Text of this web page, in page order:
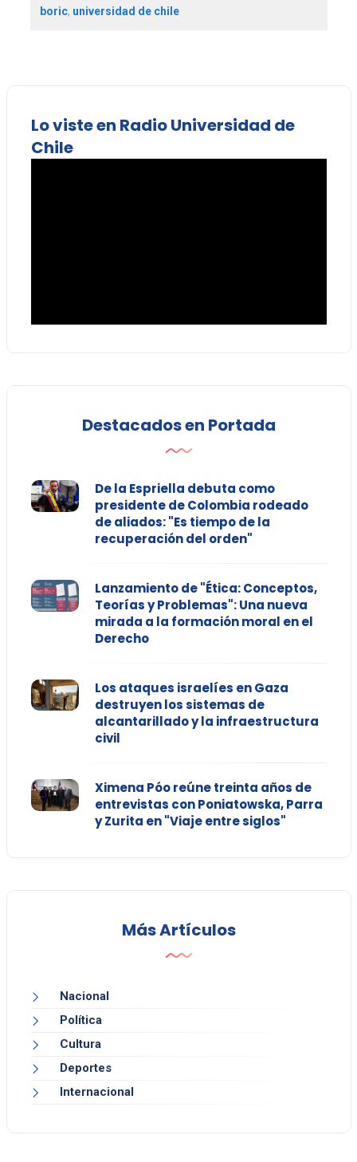
boric, universidad de chile
Lo viste en Radio Universidad de
Chile
Destacados en Portada
De la Espriella debuta como
presidente de Colombia rodeado
de aliados: "Es tiempo de la
recuperación del orden"
Lanzamiento de "Ética: Conceptos,
Teorías y Problemas": Una nueva
mirada a la formación moral en el
Derecho
Los ataques israelíes en Gaza
destruyen los sistemas de
alcantarillado y la infraestructura
civil
Ximena Póo reúne treinta años de
entrevistas con Poniatowska, Parra
y Zurita en "Viaje entre siglos"
Más Artículos
Nacional
Política
Cultura
Deportes
Internacional